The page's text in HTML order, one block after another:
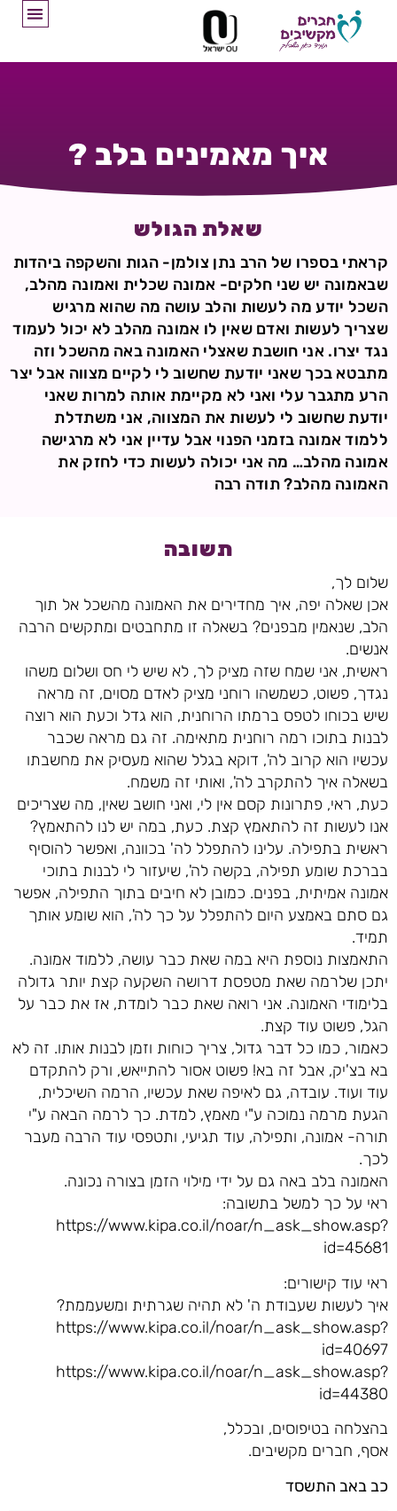
איך מאמינים בלב ?
שאלת הגולש
קראתי בספרו של הרב נתן צולמן- הגות והשקפה ביהדות
שבאמונה יש שני חלקים- אמונה שכלית ואמונה מהלב,
השכל יודע מה לעשות והלב עושה מה שהוא מרגיש
שצריך לעשות ואדם שאין לו אמונה מהלב לא יכול לעמוד
נגד יצרו. אני חושבת שאצלי האמונה באה מהשכל וזה
מתבטא בכך שאני יודעת שחשוב לי לקיים מצווה אבל יצר
הרע מתגבר עלי ואני לא מקיימת אותה למרות שאני
יודעת שחשוב לי לעשות את המצווה, אני משתדלת
ללמוד אמונה בזמני הפנוי אבל עדיין אני לא מרגישה
אמונה מהלב… מה אני יכולה לעשות כדי לחזק את
האמונה מהלב? תודה רבה
תשובה
שלום לך,
אכן שאלה יפה, איך מחדירים את האמונה מהשכל אל תוך
הלב, שנאמין מבפנים? בשאלה זו מתחבטים ומתקשים הרבה
אנשים.
ראשית, אני שמח שזה מציק לך, לא שיש לי חס ושלום משהו
נגדך, פשוט, כשמשהו רוחני מציק לאדם מסוים, זה מראה
שיש בכוחו לטפס ברמתו הרוחנית, הוא גדל וכעת הוא רוצה
לבנות בתוכו רמה רוחנית מתאימה. זה גם מראה שכבר
עכשיו הוא קרוב לה', דוקא בגלל שהוא מעסיק את מחשבתו
בשאלה איך להתקרב לה', ואותי זה משמח.
כעת, ראי, פתרונות קסם אין לי, ואני חושב שאין, מה שצריכים
אנו לעשות זה להתאמץ קצת. כעת, במה יש לנו להתאמץ?
ראשית בתפילה. עלינו להתפלל לה' בכוונה, ואפשר להוסיף
בברכת שומע תפילה, בקשה לה', שיעזור לי לבנות בתוכי
אמונה אמיתית, בפנים. כמובן לא חיבים בתוך התפילה, אפשר
גם סתם באמצע היום להתפלל על כך לה', הוא שומע אותך
תמיד.
התאמצות נוספת היא במה שאת כבר עושה, ללמוד אמונה.
יתכן שלרמה שאת מטפסת דרושה השקעה קצת יותר גדולה
בלימודי האמונה. אני רואה שאת כבר לומדת, אז את כבר על
הגל, פשוט עוד קצת.
כאמור, כמו כל דבר גדול, צריך כוחות וזמן לבנות אותו. זה לא
בא בצ'יק, אבל זה בא! פשוט אסור להתייאש, ורק להתקדם
עוד ועוד. עובדה, גם לאיפה שאת עכשיו, הרמה השיכלית,
הגעת מרמה נמוכה ע"י מאמץ, למדת. כך לרמה הבאה ע"י
תורה- אמונה, ותפילה, עוד תגיעי, ותטפסי עוד הרבה מעבר
לכך.
האמונה בלב באה גם על ידי מילוי הזמן בצורה נכונה.
ראי על כך למשל בתשובה:
https://www.kipa.co.il/noar/n_ask_show.asp?
id=45681
ראי עוד קישורים:
איך לעשות שעבודת ה' לא תהיה שגרתית ומשעממת?
https://www.kipa.co.il/noar/n_ask_show.asp?
id=40697
https://www.kipa.co.il/noar/n_ask_show.asp?
id=44380
בהצלחה בטיפוסים, ובכלל,
אסף, חברים מקשיבים.
כב באב התשסד